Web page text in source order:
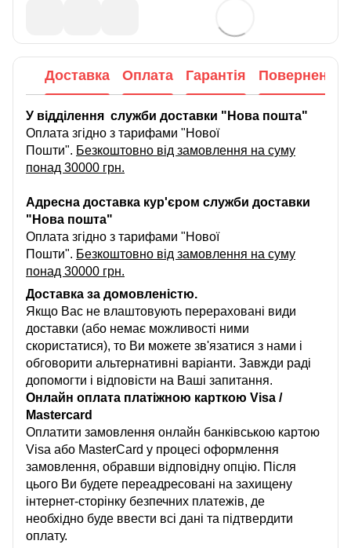
Доставка Оплата Гарантія Повернення
У відділення служби доставки "Нова пошта"
Оплата згідно з тарифами "Нової
Пошти". Безкоштовно від замовлення на суму
понад 30000 грн.
Адресна доставка кур'єром служби доставки
"Нова пошта"
Оплата згідно з тарифами "Нової
Пошти". Безкоштовно від замовлення на суму
понад 30000 грн.
Доставка за домовленістю.
Якщо Вас не влаштовують перераховані види
доставки (або немає можливості ними
скористатися), то Ви можете зв'язатися з нами і
обговорити альтернативні варіанти. Завжди раді
допомогти і відповісти на Ваші запитання.
Онлайн оплата платіжною карткою Visa /
Mastercard
Оплатити замовлення онлайн банківською картою
Visa або MasterCard у процесі оформлення
замовлення, обравши відповідну опцію. Після
цього Ви будете переадресовані на захищену
інтернет-сторінку безпечних платежів, де
необхідно буде ввести всі дані та підтвердити
оплату.